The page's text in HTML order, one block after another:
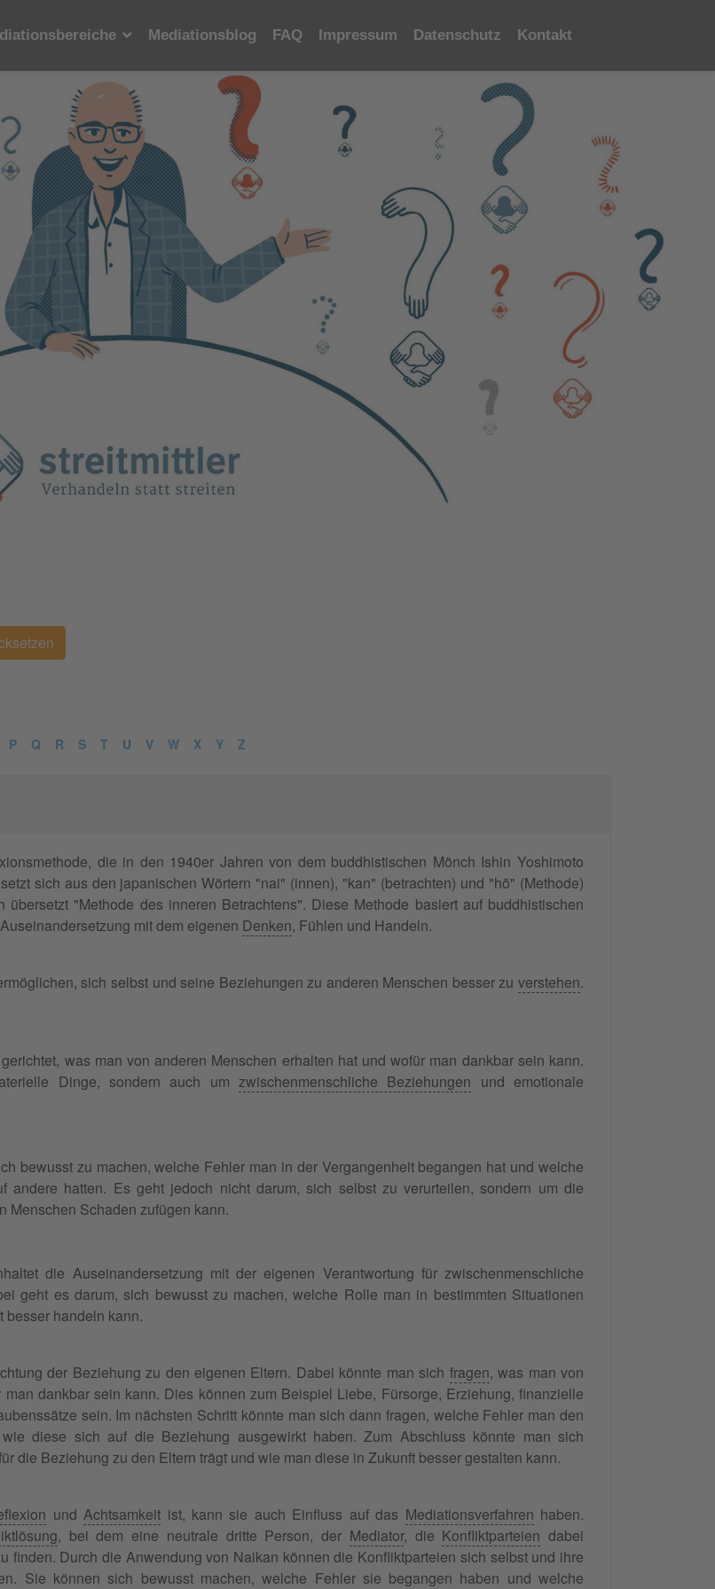
Mediationsblog FAQ Impressum Datenschutz Kontakt
P Q R S T U V W X Y Z
die in den 1940er Jahren von dem buddhistischen Mönch Ishin Yoshimoto
sich aus den japanischen Wörtern "nai" (innen), "kan" (betrachten) und "hō" (Methode)
"Methode des inneren Betrachtens". Diese Methode basiert auf buddhistischen
mit dem eigenen Denken, Fühlen und Handeln.
sich selbst und seine Beziehungen zu anderen Menschen besser zu verstehen.
was man von anderen Menschen erhalten hat und wofür man dankbar sein kann.
Dinge, sondern auch um zwischenmenschliche Beziehungen und emotionale
bewusst zu machen, welche Fehler man in der Vergangenheit begangen hat und welche
andere hatten. Es geht jedoch nicht darum, sich selbst zu verurteilen, sondern um die
Menschen Schaden zufügen kann.
die Auseinandersetzung mit der eigenen Verantwortung für zwischenmenschliche
geht es darum, sich bewusst zu machen, welche Rolle man in bestimmten Situationen
besser handeln kann.
der Beziehung zu den eigenen Eltern. Dabei könnte man sich fragen, was man von
dankbar sein kann. Dies können zum Beispiel Liebe, Fürsorge, Erziehung, finanzielle
sein. Im nächsten Schritt könnte man sich dann fragen, welche Fehler man den
diese sich auf die Beziehung ausgewirkt haben. Zum Abschluss könnte man sich
die Beziehung zu den Eltern trägt und wie man diese in Zukunft besser gestalten kann.
undAchtsamkeit ist, kann sie auch Einfluss auf das Mediationsverfahren haben.
, bei dem eine neutrale dritte Person, der Mediator, die Konfliktparteien dabei
finden. Durch die Anwendung von Naikan können die Konfliktparteien sich selbst und ihre
Sie können sich bewusst machen, welche Fehler sie begangen haben und welche